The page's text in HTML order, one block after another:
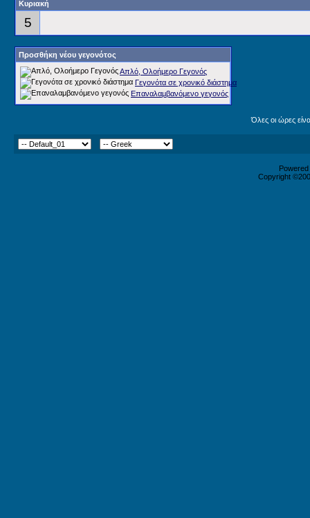
Κυριακή
5
Προσθήκη νέου γεγονότος
Απλό, Ολοήμερο Γεγονός
Γεγονότα σε χρονικό διάστημα
Επαναλαμβανόμενο γεγονός
Όλες οι ώρες
Copyright